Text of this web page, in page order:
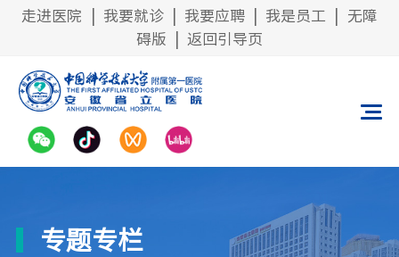
走进医院 我要就诊 我要应聘 我是员工
无障
碍版
返回引导页
专题专栏